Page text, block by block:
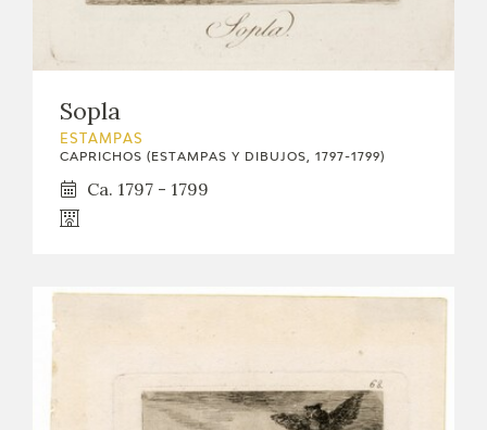
Sopla
ESTAMPAS
CAPRICHOS (ESTAMPAS Y DIBUJOS, 1797-1799)
Ca. 1797 - 1799